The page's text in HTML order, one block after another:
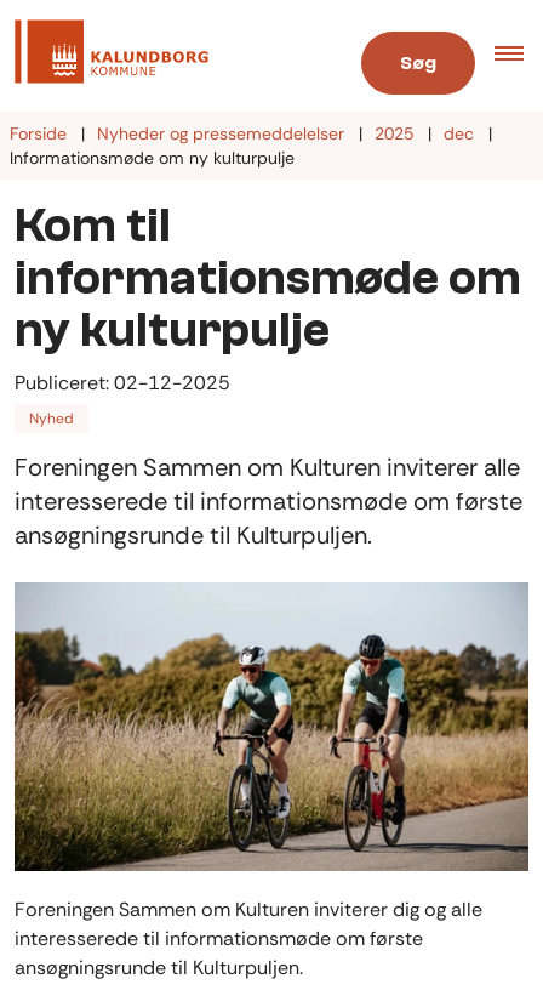
Søg
Forside Nyheder og pressemeddelelser 2025
dec
Informationsmøde om ny kulturpulje
Kom til
informationsmøde om
ny kulturpulje
Publiceret:02-12-2025
Nyhed
Foreningen Sammen om Kulturen inviterer alle
interesserede til informationsmøde om første
ansøgningsrunde til Kulturpuljen.
Foreningen Sammen om Kulturen inviterer dig og alle
interesserede til informationsmøde om første
ansøgningsrunde til Kulturpuljen.